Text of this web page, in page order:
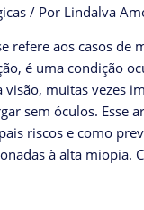
/ Por Lindalva
refere aos casos de
é uma condição
visão, muitas vezes
sem óculos. Esse
riscos e como
à alta miopia.